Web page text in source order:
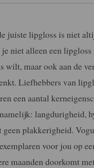
juiste lipgloss is niet
niet alleen een lipgloss
wilt, maar ook aan de
Liefhebbers van
een aantal
langdurigheid,
geen plakkerigheid.
voor jou op
maanden doorkomt